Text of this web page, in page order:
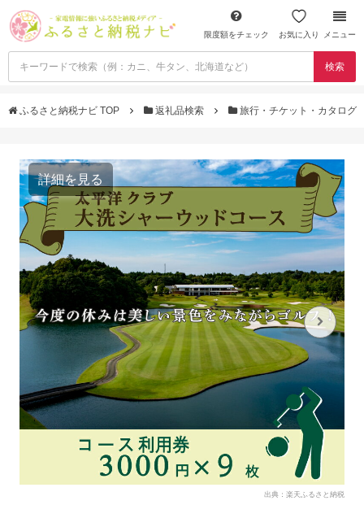
限度額をチェック お気に入り メニュー
検索
ふるさと納税ナビ TOP 返礼品検索 旅行・チケット・カタログ
詳細を見る
出典：楽天ふるさと納税